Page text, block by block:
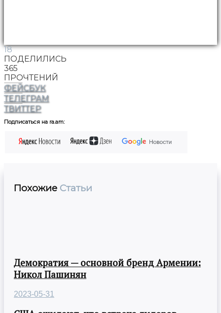
18
ПОДЕЛИЛИСЬ
365
ПРОЧТЕНИЙ
ФЕЙСБУК
ТЕЛЕГРАМ
ТВИТТЕР
Подписаться на ra.am:
Похожие Статьи
Демократия — основной бренд Армении:
Никол Пашинян
2023-05-31